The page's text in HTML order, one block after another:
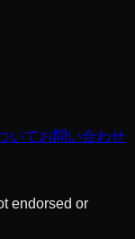
いてお問い合わせ
endorsed or